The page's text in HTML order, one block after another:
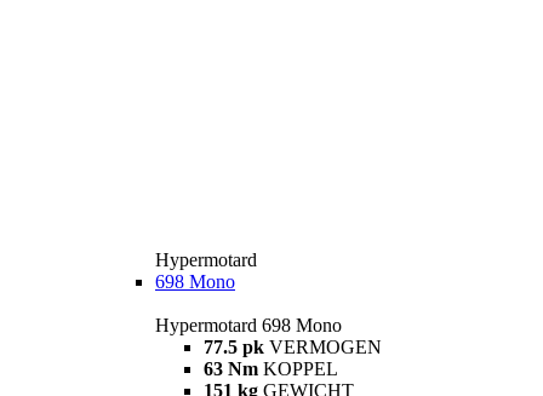
Hypermotard
698 Mono
Hypermotard 698 Mono
77.5 pk VERMOGEN
63 Nm KOPPEL
151 kg GEWICHT